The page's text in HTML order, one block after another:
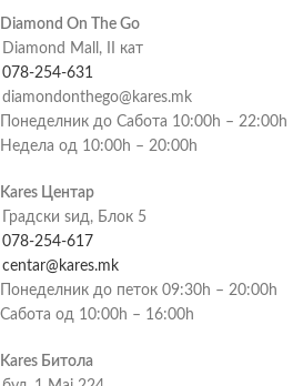
Diamond On The Go
Diamond Mall, II кат
078-254-631
diamondonthego@kares.mk
Понеделник до Сабота 10:00h – 22:00h
Недела од 10:00h – 20:00h
Kares Центар
Градски ѕид, Блок 5
078-254-617
centar@kares.mk
Понеделник до петок 09:30h – 20:00h
Сабота од 10:00h – 16:00h
Kares Битола